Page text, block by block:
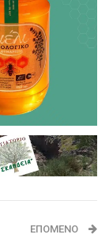
ΕΠΌΜΕΝΟ